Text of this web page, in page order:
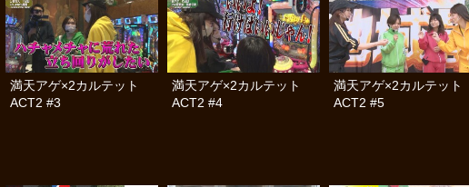
満天アゲ×2カルテット
ACT2 #3
満天アゲ×2カルテット
ACT2 #4
満天アゲ×2カルテット
ACT2 #5